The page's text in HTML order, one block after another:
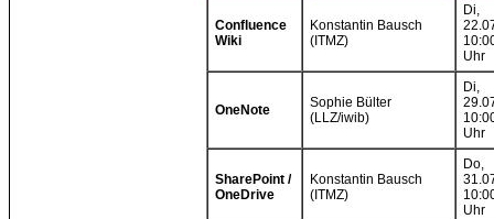
Confluence
Wiki
Konstantin Bausch
(ITMZ)
Di,
Uhr
OneNote
Sophie Bülter
(LLZ/iwib)
Di,
Uhr
SharePoint /
OneDrive
Konstantin Bausch
(ITMZ)
Do,
Uhr